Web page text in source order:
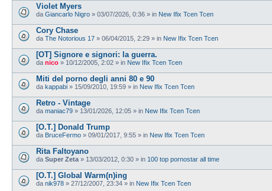
Violet Myers
da Giancarlo Nigro » 03/07/2026, 0:36 » in New Ifix Tcen Tcen
Cory Chase
da The Notorious 17 » 06/04/2015, 2:29 » in New Ifix Tcen Tcen
[OT] Signore e signori: la guerra.
da nico » 10/12/2005, 2:02 » in New Ifix Tcen Tcen
Miti del porno degli anni 80 e 90
da kappabi » 15/09/2010, 19:59 » in New Ifix Tcen Tcen
Retro - Vintage
da maniac79 » 13/01/2026, 12:05 » in New Ifix Tcen Tcen
[O.T.] Donald Trump
da BruceFermo » 09/01/2017, 9:55 » in New Ifix Tcen Tcen
Rita Faltoyano
da Super Zeta » 13/03/2012, 0:30 » in 100 top pornostar all time
[O.T.] Global Warm(n)ing
da nik978 » 27/12/2007, 23:34 » in New Ifix Tcen Tcen